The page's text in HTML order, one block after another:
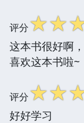
评分☆☆
这本书很好啊
喜欢这本书啦~
评分☆☆
好好学习